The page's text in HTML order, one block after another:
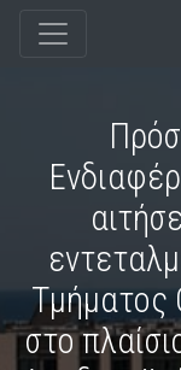
Τμήματος
στο